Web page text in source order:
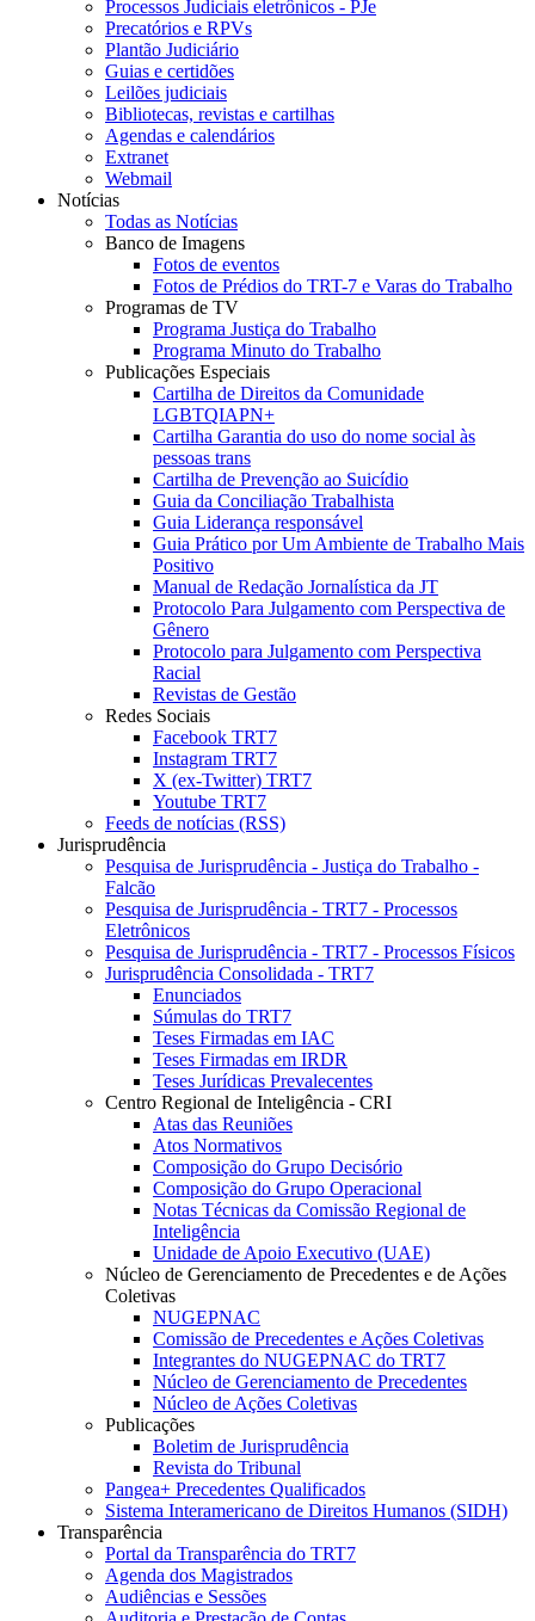
Processos Judiciais eletrônicos - PJe
Precatórios e RPVs
Plantão Judiciário
Guias e certidões
Leilões judiciais
Bibliotecas, revistas e cartilhas
Agendas e calendários
Extranet
Webmail
Notícias
Todas as Notícias
Banco de Imagens
Fotos de eventos
Fotos de Prédios do TRT-7 e Varas do Trabalho
Programas de TV
Programa Justiça do Trabalho
Programa Minuto do Trabalho
Publicações Especiais
Cartilha de Direitos da Comunidade
LGBTQIAPN+
Cartilha Garantia do uso do nome social às
pessoas trans
Cartilha de Prevenção ao Suicídio
Guia da Conciliação Trabalhista
Guia Liderança responsável
Guia Prático por Um Ambiente de Trabalho Mais
Positivo
Manual de Redação Jornalística da JT
Protocolo Para Julgamento com Perspectiva de
Gênero
Protocolo para Julgamento com Perspectiva
Racial
Revistas de Gestão
Redes Sociais
Facebook TRT7
Instagram TRT7
X (ex-Twitter) TRT7
Youtube TRT7
Feeds de notícias (RSS)
Jurisprudência
Pesquisa de Jurisprudência - Justiça do Trabalho -
Falcão
Pesquisa de Jurisprudência - TRT7 - Processos
Eletrônicos
Pesquisa de Jurisprudência - TRT7 - Processos Físicos
Jurisprudência Consolidada - TRT7
Enunciados
Súmulas do TRT7
Teses Firmadas em IAC
Teses Firmadas em IRDR
Teses Jurídicas Prevalecentes
Centro Regional de Inteligência - CRI
Atas das Reuniões
Atos Normativos
Composição do Grupo Decisório
Composição do Grupo Operacional
Notas Técnicas da Comissão Regional de
Inteligência
Unidade de Apoio Executivo (UAE)
Núcleo de Gerenciamento de Precedentes e de Ações
Coletivas
NUGEPNAC
Comissão de Precedentes e Ações Coletivas
Integrantes do NUGEPNAC do TRT7
Núcleo de Gerenciamento de Precedentes
Núcleo de Ações Coletivas
Publicações
Boletim de Jurisprudência
Revista do Tribunal
Pangea+ Precedentes Qualificados
Sistema Interamericano de Direitos Humanos (SIDH)
Transparência
Portal da Transparência do TRT7
Agenda dos Magistrados
Audiências e Sessões